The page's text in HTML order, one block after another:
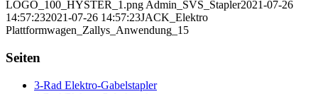
LOGO_100_HYSTER_1.png Admin_SVS_Stapler2021-07-26
14:57:232021-07-26 14:57:23JACK_Elektro
Plattformwagen_Zallys_Anwendung_15
Seiten
3-Rad Elektro-Gabelstapler